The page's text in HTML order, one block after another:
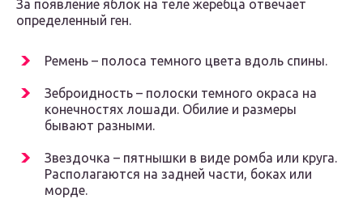
За появление яблок на теле жеребца отвечает
определенный ген.
Ремень – полоса темного цвета вдоль спины.
Зеброидность – полоски темного окраса на
конечностях лошади. Обилие и размеры
бывают разными.
Звездочка – пятнышки в виде ромба или круга.
Располагаются на задней части, боках или
морде.